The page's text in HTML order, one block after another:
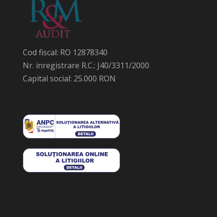
Cod fiscal: RO 12878340
Nr. inregistrare R.C.: J40/3311/2000
Capital social: 25.000 RON